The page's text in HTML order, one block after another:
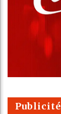
Publicité